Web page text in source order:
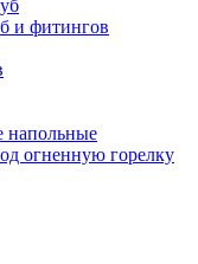
и фитингов
напольные
огненную горелку